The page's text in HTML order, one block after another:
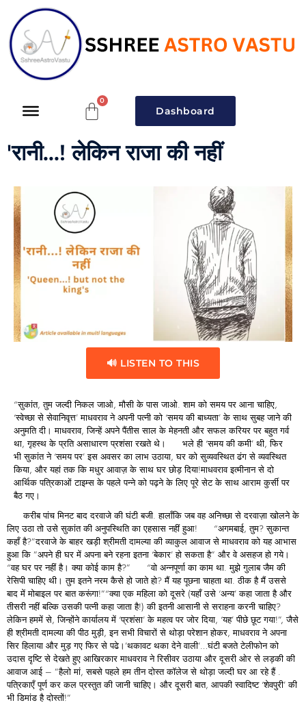
Dashboard
'रानी...! लेकिन राजा की नहीं
🔊 LISTEN TO THIS
“सुकांत, तुम जल्दी निकल जाओ, मौसी के पास जाओ. शाम को समय पर आना चाहिए,
‘स्वेच्छा से सेवानिवृत्त’ माधवराव ने अपनी पत्नी को ‘समय की बाध्यता’ के साथ सुबह जाने की
अनुमति दी। माधवराव, जिन्हें अपने पैंतीस साल के मेहनती और सफल करियर पर बहुत गर्व
था, गृहस्थ के प्रति असाधारण प्रशंसा रखते थे। भले ही ‘समय की कमी’ थी, फिर
भी सुकांत ने ‘समय पर’ इस अवसर का लाभ उठाया, घर को सुव्यवस्थित ढंग से व्यवस्थित
किया, और यहां तक ​​​​कि मधुर आवाज़ के साथ घर छोड़ दिया!माधवराव इत्मीनान से दो
आर्थिक पत्रिकाओं टाइम्स के पहले पन्ने को पढ़ने के लिए पूरे सेट के साथ आराम कुर्सी पर
बैठ गए।
करीब पांच मिनट बाद दरवाजे की घंटी बजी. हालाँकि जब वह अनिच्छा से दरवाज़ा खोलने के
लिए उठा तो उसे सुकांत की अनुपस्थिति का एहसास नहीं हुआ! “अगमबाई, तुम? सुकान्त
कहाँ है?”दरवाजे के बाहर खड़ी श्रीमती दामल्या की व्याकुल आवाज से माधवराव को यह आभास
हुआ कि ”अपने ही घर में अपना बने रहना इतना ‘बेकार’ हो सकता है” और वे असहज हो गये।
“वह घर पर नहीं है। क्या कोई काम है?” “वो अन्नपूर्णा का काम था. मुझे गुलाब जैम की
रेसिपी चाहिए थी। तुम इतने नरम कैसे हो जाते हो? मैं यह पूछना चाहता था. ठीक है मैं उससे
बाद में मोबाइल पर बात करूंगा!”“क्या एक महिला को दूसरे (यहाँ उसे ‘अन्य’ कहा जाता है और
तीसरी नहीं बल्कि उसकी पत्नी कहा जाता है!) की इतनी आसानी से सराहना करनी चाहिए?
लेकिन हममें से, जिन्होंने कार्यालय में ‘प्रशंसा’ के महत्व पर जोर दिया, ‘यह’ पीछे छूट गया!”, जैसे
ही श्रीमती दामल्या की पीठ मुड़ी, इन सभी विचारों से थोड़ा परेशान होकर, माधवराव ने अपना
सिर हिलाया और मुड़ गए फिर से पढे।’थकावट थका देने वाली’…घंटी बजते टेलीफोन को
उदास दृष्टि से देखते हुए आखिरकार माधवराव ने रिसीवर उठाया और दूसरी ओर से लड़की की
आवाज आई – ”हैलो मां, सबसे पहले हम तीन दोस्त कॉलेज से थोड़ा जल्दी घर आ रहे हैं .
पत्रिकाएँ पूर्ण कर कल प्रस्तुत की जानी चाहिए। और दूसरी बात, आपकी स्वादिष्ट ‘शेवपुरी’ की
भी डिमांड है दोस्तों!”